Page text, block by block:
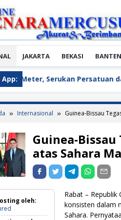
JAKARTA BEKASI BANTEN
Persatuan dan Jaga NKRI
Internasional Guinea-Bissau
Guinea-
atas Sahara
oleh:
Rabat –
konsisten dalam
Sahara.